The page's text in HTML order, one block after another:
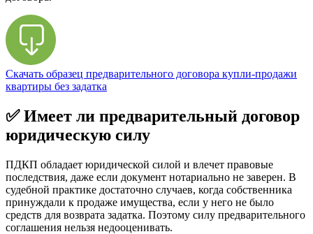
Скачать образец предварительного договора купли-продажи
квартиры без задатка
✅ Имеет ли предварительный договор
юридическую силу
ПДКП обладает юридической силой и влечет правовые
последствия, даже если документ нотариально не заверен. В
судебной практике достаточно случаев, когда собственника
принуждали к продаже имущества, если у него не было
средств для возврата задатка. Поэтому силу предварительного
соглашения нельзя недооценивать.